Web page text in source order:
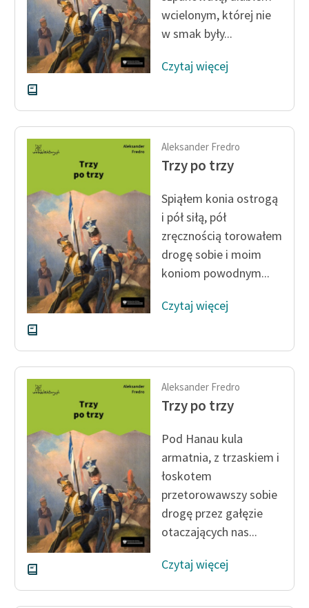
wcielonym, której nie
w smak były...
Czytaj więcej
Aleksander Fredro
Trzy po trzy
Spiąłem konia ostrogą
i pół siłą, pół
zręcznością torowałem
drogę sobie i moim
koniom powodnym...
Czytaj więcej
Aleksander Fredro
Trzy po trzy
Pod Hanau kula
armatnia, z trzaskiem i
łoskotem
przetorowawszy sobie
drogę przez gałęzie
otaczających nas...
Czytaj więcej